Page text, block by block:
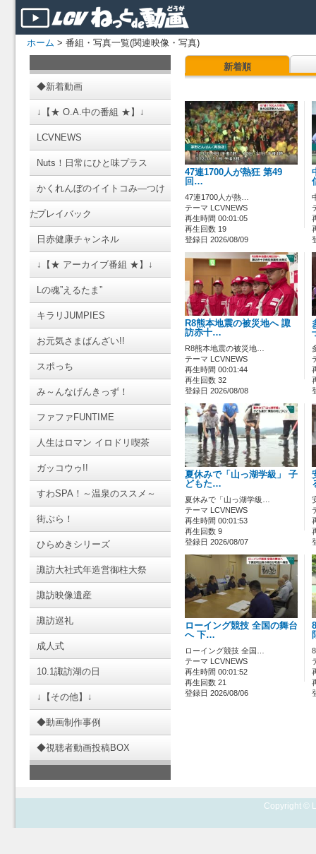
ホーム > 番組・写真一覧(関連映像・写真)
◆新着動画
↓【★ O.A.中の番組 ★】↓
LCVNEWS
Nuts！日常にひと味プラス
かくれんぼのイイトコみ―つけ
たプレイバック
日赤健康チャンネル
↓【★ アーカイブ番組 ★】↓
Lの魂”えるたま”
キラリJUMPIES
お元気さまばんざい!!
スポっち
み～んなげんきっず！
ファファFUNTIME
人生はロマン イロドリ喫茶
ガッコウゥ!!
すわSPA！～温泉のススメ～
街ぶら！
ひらめきシリーズ
諏訪大社式年造営御柱大祭
諏訪映像遺産
諏訪巡礼
成人式
10.1諏訪湖の日
↓【その他】↓
◆動画制作事例
◆視聴者動画投稿BOX
新着順
47連1700人が熱狂 第49
回…
47連1700人が熱…
テーマ LCVNEWS
再生時間 00:01:05
再生回数 19
登録日 2026/08/09
R8熊本地震の被災地へ 諏
訪赤十…
R8熊本地震の被災地…
テーマ LCVNEWS
再生時間 00:01:44
再生回数 32
登録日 2026/08/08
夏休みで「山っ湖学級」 子
どもた…
夏休みで「山っ湖学級…
テーマ LCVNEWS
再生時間 00:01:53
再生回数 9
登録日 2026/08/07
ローイング競技 全国の舞台
へ 下…
ローイング競技 全国…
テーマ LCVNEWS
再生時間 00:01:52
再生回数 21
登録日 2026/08/06
Copyright ©